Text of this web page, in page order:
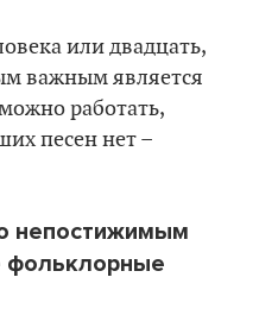
или двадцать,
важным является
работать,
песен нет –
непостижимым
фольклорные